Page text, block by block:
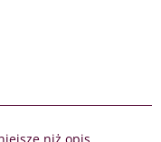
niż opis